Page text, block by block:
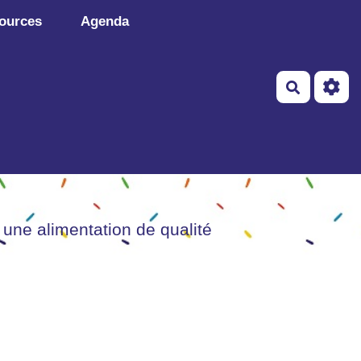
Agenda
alimentation de qualité